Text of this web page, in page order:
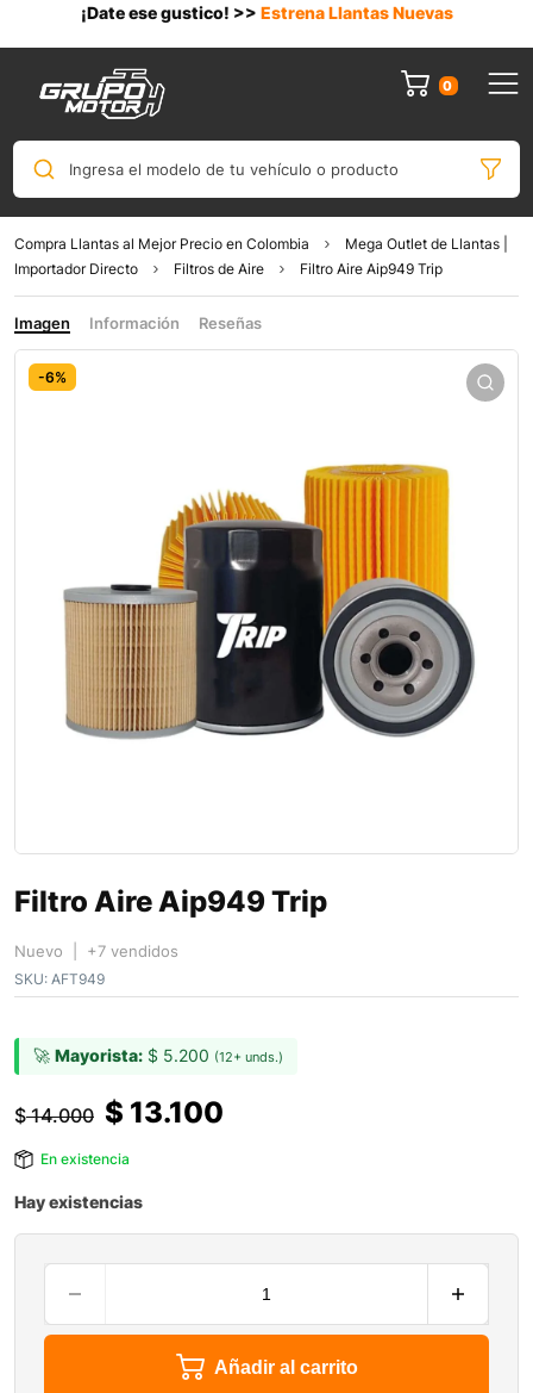
¡Date ese gustico! >> Estrena Llantas Nuevas
0
Ingresa el modelo de tu vehículo o producto
Compra Llantas al Mejor Precio en Colombia
Mega Outlet de Llantas |
Importador Directo
Filtros de Aire Filtro Aire Aip949 Trip
Imagen Información Reseñas
-6%
Filtro Aire Aip949 Trip
Nuevo | +7 vendidos
SKU: AFT949
🚀 Mayorista: $ 5.200 (12+ unds.)
$14.000 $ 13.100
En existencia
Hay existencias
Añadir al carrito